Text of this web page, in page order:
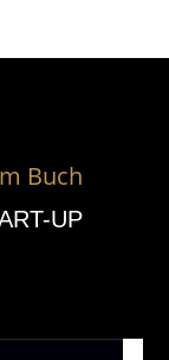
Buch
UP